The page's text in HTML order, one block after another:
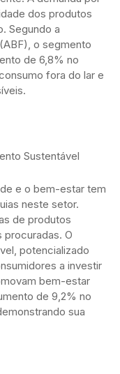
dos produtos
Segundo a
o segmento
de 6,8% no
fora do lar e
Sustentável
e o bem-estar tem
neste setor.
de produtos
procuradas. O
potencializado
a investir
bem-estar
de 9,2% no
sua